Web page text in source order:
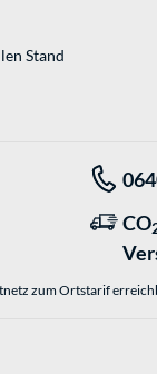
Stand
CO
zum Ortstarif